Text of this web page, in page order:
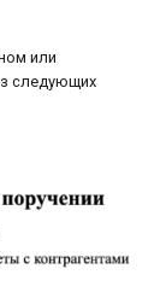
или
следующих